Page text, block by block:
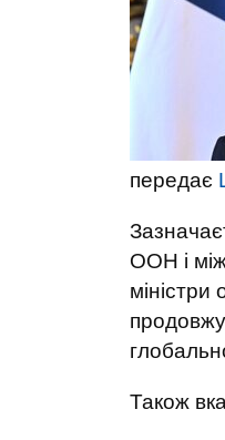
передає
ООН і
міністри
Також